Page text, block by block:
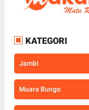
KATEGORI
Jambi
Muara Bungo